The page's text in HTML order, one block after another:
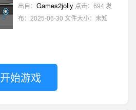
出自： Games2jolly 点击：694 发
布：2025-06-30 文件大小：未知
开始游戏